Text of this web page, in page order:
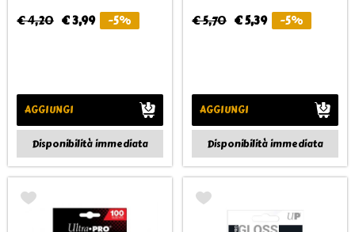
€ 4,20 € 3,99 -5%
AGGIUNGI
Disponibilità immediata
€ 5,70 € 5,39 -5%
AGGIUNGI
Disponibilità immediata